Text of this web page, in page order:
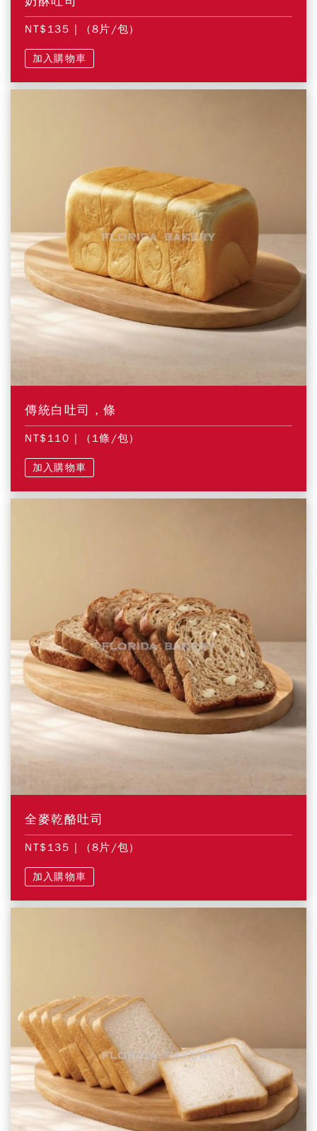
NT$135 | (8片/包)
加入購物車
傳統白吐司，條
NT$110 | (1條/包)
加入購物車
全麥乾酪吐司
NT$135 | (8片/包)
加入購物車